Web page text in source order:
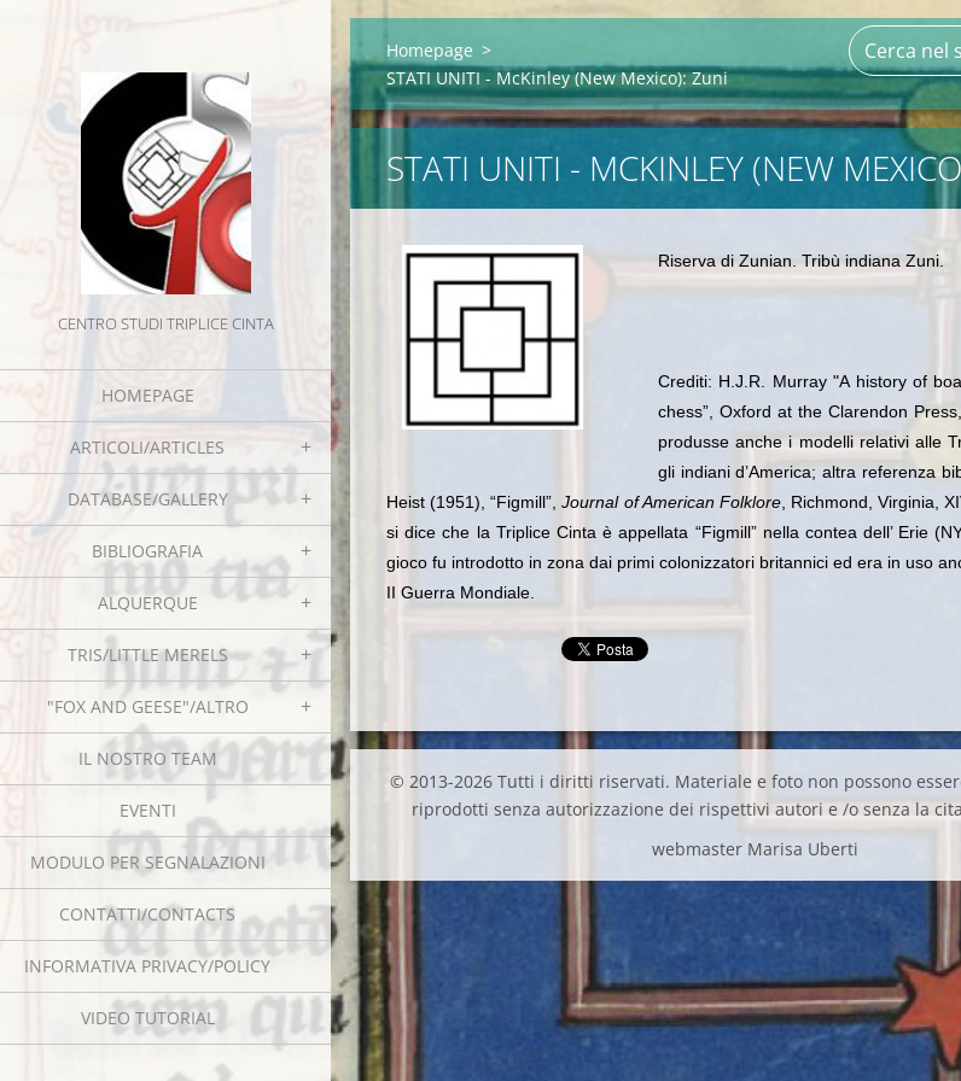
CENTRO STUDI TRIPLICE CINTA
HOMEPAGE
ARTICOLI/ARTICLES
DATABASE/GALLERY
BIBLIOGRAFIA
ALQUERQUE
TRIS/LITTLE MERELS
"FOX AND GEESE"/ALTRO
IL NOSTRO TEAM
EVENTI
MODULO PER SEGNALAZIONI
CONTATTI/CONTACTS
INFORMATIVA PRIVACY/POLICY
VIDEO TUTORIAL
Homepage >
STATI UNITI - McKinley (New Mexico): Zuni
STATI UNITI - MCKINLEY (NEW
Riserva di Zunian. Tribù indiana Zuni
Crediti: H.J.R. Murray "A history of
chess”, Oxford at the Clarendon
produsse anche i modelli relativi alle
gli indiani d’America; altra referenza
Heist (1951), “Figmill”,Journal of American Folklore, Richmond, Virginia,
si dice che la Triplice Cinta è appellata “Figmill” nella contea dell’ Erie
gioco fu introdotto in zona dai primi colonizzatori britannici ed era in uso
II Guerra Mondiale.
© 2013-2026 Tutti i diritti riservati. Materiale e foto non possono
riprodotti senza autorizzazione dei rispettivi autori e /o senza la
webmaster Marisa Uberti